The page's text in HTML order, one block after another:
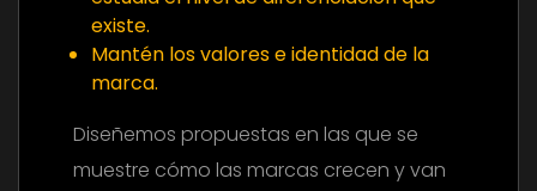
existe.
Mantén los valores e identidad de la
marca.
Diseñemos propuestas en las que se
muestre cómo las marcas crecen y van